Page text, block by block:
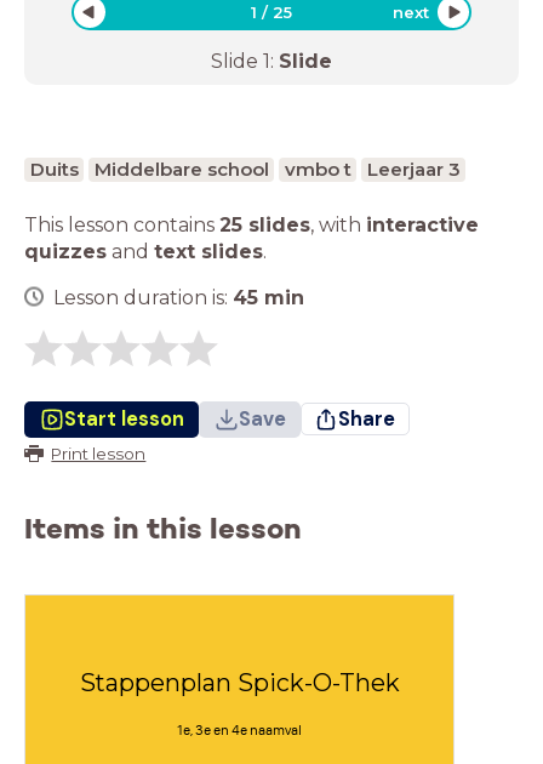
1 /25 next
Slide 1: Slide
Duits Middelbare school vmbo t Leerjaar 3
This lesson contains 25 slides, with interactive
quizzes and text slides.
Lesson duration is: 45 min
Start lesson Save Share
Print lesson
Items in this lesson
Stappenplan Spick-O-Thek
1e, 3e en 4e naamval